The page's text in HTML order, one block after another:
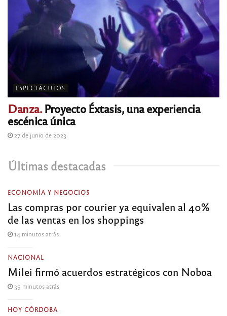
ESPECTÁCULOS
Danza.Proyecto Éxtasis, una experiencia
escénica única
27 de junio de 2023
Últimas destacadas
ECONOMÍA Y NEGOCIOS
Las compras por courier ya equivalen al 40%
de las ventas en los shoppings
14 minutos atrás
NACIONAL
Milei firmó acuerdos estratégicos con Noboa
35 minutos atrás
HOY CÓRDOBA